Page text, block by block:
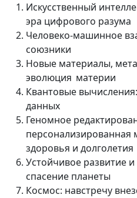
Искусственный
эра цифрового разума
Человеко-машинное
союзники
Новые материалы,
эволюция материи
Квантовые
данных
Геномное
персонализированная
здоровья и долголетия
Устойчивое развитие
спасение планеты
Космос: навстречу